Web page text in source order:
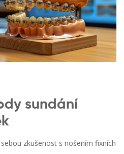
sundání
zkušenost s nošením fixních